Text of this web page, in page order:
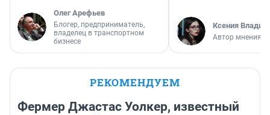
Олег Арефьев
Блогер, предприниматель,
владелец в транспортном
бизнесе
Ксения
Автор мнения
РЕКОМЕНДУЕМ
Фермер Джастас Уолкер, известный